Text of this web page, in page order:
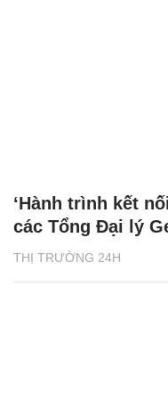
THỊ TRƯỜNG 24H
‘Hành trình kết
các Tổng Đại lý